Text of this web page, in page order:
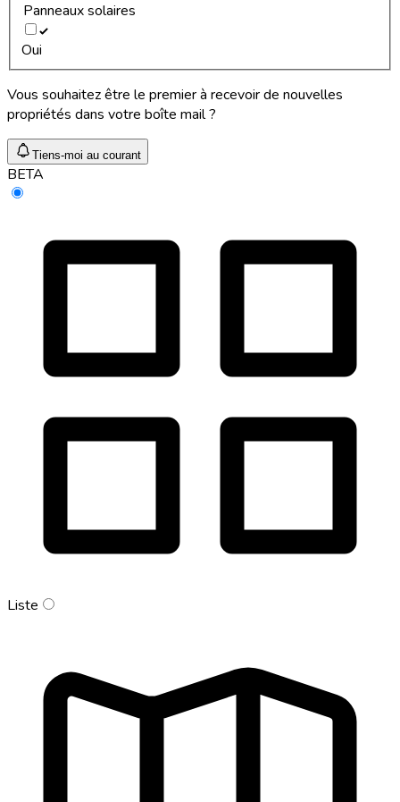
Panneaux solaires
Oui
Vous souhaitez être le premier à recevoir de nouvelles
propriétés dans votre boîte mail ?
Tiens-moi au courant
BETA
Liste